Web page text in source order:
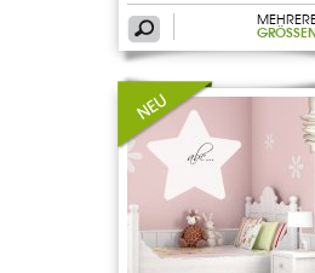
GRÖSSEN